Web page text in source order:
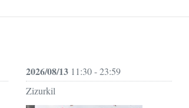
2026/08/13 11:30 - 23:59
Zizurkil